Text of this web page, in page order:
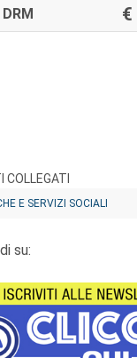
COLLEGATI
E SERVIZI SOCIALI
su: